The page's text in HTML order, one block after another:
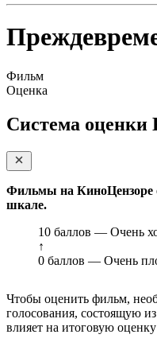
Фильм
Оценка
Система оценки
Фильмы на КиноЦензоре
шкале.
10 баллов — Очень
↑
0 баллов — Очень
Чтобы оценить фильм,
голосования, состоящую
влияет на итоговую оценку